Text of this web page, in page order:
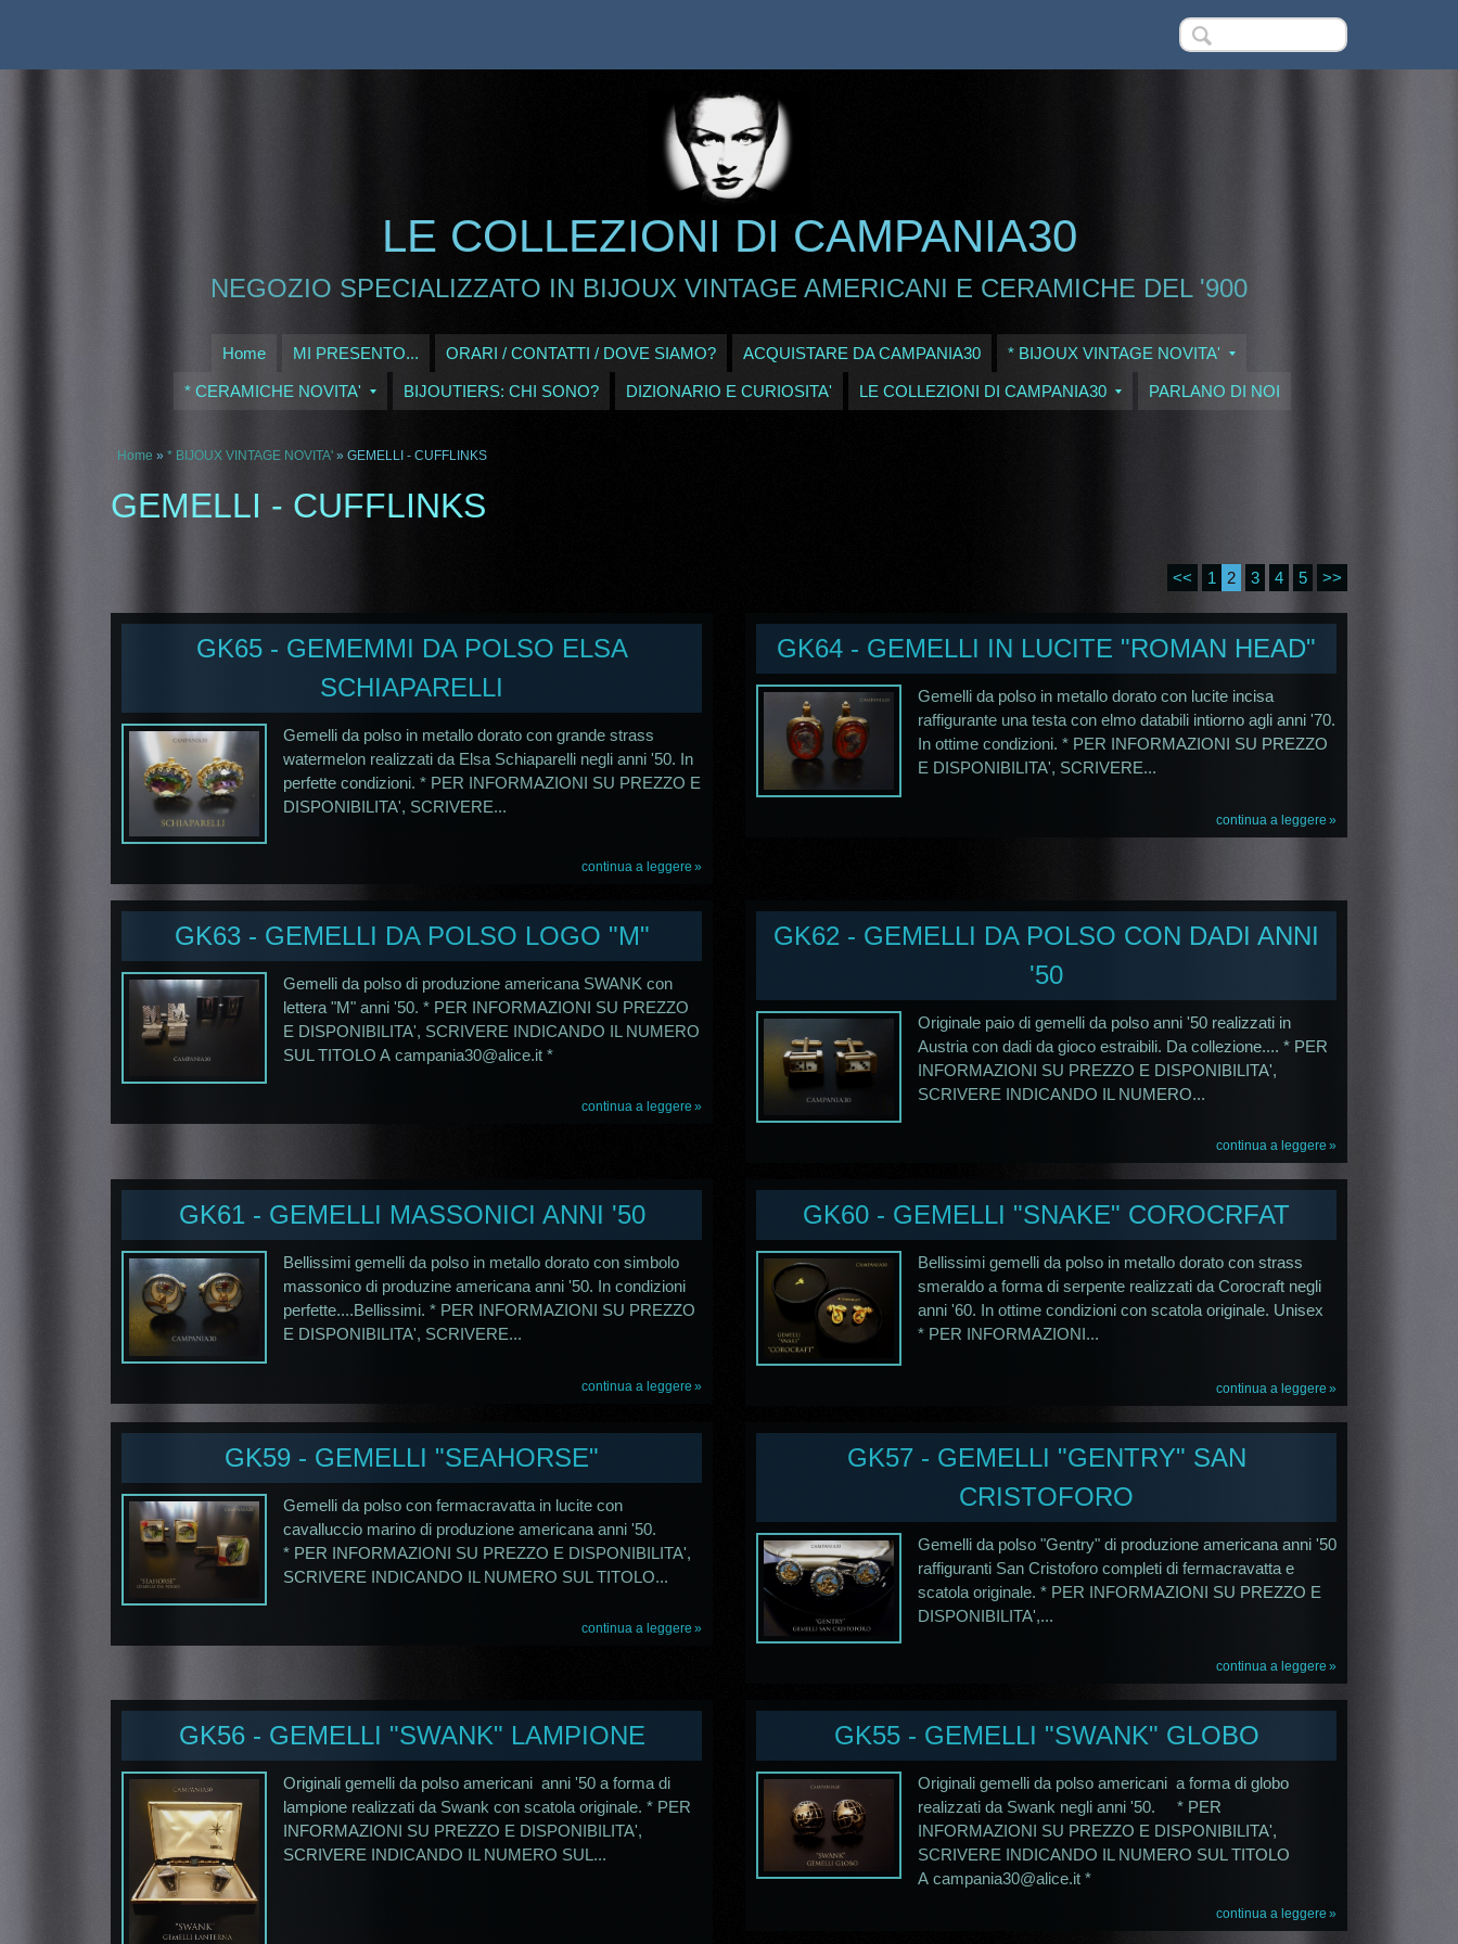
LE COLLEZIONI DI CAMPANIA30
NEGOZIO SPECIALIZZATO IN BIJOUX VINTAGE AMERICANI E CERAMICHE DEL '900
Home MI PRESENTO... ORARI / CONTATTI / DOVE SIAMO? ACQUISTARE DA CAMPANIA30 * BIJOUX VINTAGE NOVITA'
* CERAMICHE NOVITA' BIJOUTIERS: CHI SONO? DIZIONARIO E CURIOSITA' LE COLLEZIONI DI CAMPANIA30 PARLANO DI NOI
Home » * BIJOUX VINTAGE NOVITA' » GEMELLI - CUFFLINKS
GEMELLI - CUFFLINKS
<< 1 2 3 4 5 >>
GK65 - GEMEMMI DA POLSO ELSA
SCHIAPARELLI
Gemelli da polso in metallo dorato con grande strass
watermelon realizzati da Elsa Schiaparelli negli anni '50. In
perfette condizioni. * PER INFORMAZIONI SU PREZZO E
DISPONIBILITA', SCRIVERE...
continua a leggere
GK64 - GEMELLI IN LUCITE "ROMAN HEAD"
Gemelli da polso in metallo dorato con lucite incisa
raffigurante una testa con elmo databili intiorno agli anni '70.
In ottime condizioni. * PER INFORMAZIONI SU PREZZO
E DISPONIBILITA', SCRIVERE...
continua a leggere
GK63 - GEMELLI DA POLSO LOGO "M"
Gemelli da polso di produzione americana SWANK con
lettera "M" anni '50. * PER INFORMAZIONI SU PREZZO
E DISPONIBILITA', SCRIVERE INDICANDO IL NUMERO
SUL TITOLO A campania30@alice.it *
continua a leggere
GK62 - GEMELLI DA POLSO CON DADI ANNI
'50
Originale paio di gemelli da polso anni '50 realizzati in
Austria con dadi da gioco estraibili. Da collezione.... * PER
INFORMAZIONI SU PREZZO E DISPONIBILITA',
SCRIVERE INDICANDO IL NUMERO...
continua a leggere
GK61 - GEMELLI MASSONICI ANNI '50
Bellissimi gemelli da polso in metallo dorato con simbolo
massonico di produzine americana anni '50. In condizioni
perfette....Bellissimi. * PER INFORMAZIONI SU PREZZO
E DISPONIBILITA', SCRIVERE...
continua a leggere
GK60 - GEMELLI "SNAKE" COROCRFAT
Bellissimi gemelli da polso in metallo dorato con strass
smeraldo a forma di serpente realizzati da Corocraft negli
anni '60. In ottime condizioni con scatola originale. Unisex
* PER INFORMAZIONI...
continua a leggere
GK59 - GEMELLI "SEAHORSE"
Gemelli da polso con fermacravatta in lucite con
cavalluccio marino di produzione americana anni '50.
* PER INFORMAZIONI SU PREZZO E DISPONIBILITA',
SCRIVERE INDICANDO IL NUMERO SUL TITOLO...
continua a leggere
GK57 - GEMELLI "GENTRY" SAN
CRISTOFORO
Gemelli da polso "Gentry" di produzione americana anni '50
raffiguranti San Cristoforo completi di fermacravatta e
scatola originale. * PER INFORMAZIONI SU PREZZO E
DISPONIBILITA',...
continua a leggere
GK56 - GEMELLI "SWANK" LAMPIONE
Originali gemelli da polso americani anni '50 a forma di
lampione realizzati da Swank con scatola originale. * PER
INFORMAZIONI SU PREZZO E DISPONIBILITA',
SCRIVERE INDICANDO IL NUMERO SUL...
GK55 - GEMELLI "SWANK" GLOBO
Originali gemelli da polso americani a forma di globo
realizzati da Swank negli anni '50. * PER
INFORMAZIONI SU PREZZO E DISPONIBILITA',
SCRIVERE INDICANDO IL NUMERO SUL TITOLO
A campania30@alice.it *
continua a leggere